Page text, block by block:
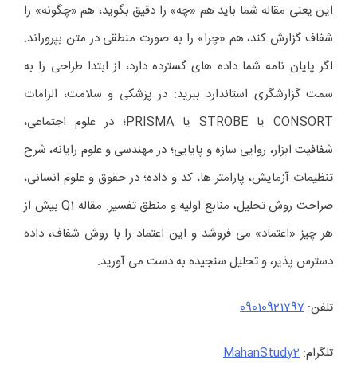
این یعنی مقاله شما باید هم «چه» را دقیق بگوید، هم «چگونه» را
شفاف گزارش کند، هم «چرا» را به صورت منطقی در متن بپروراند.
اگر پایان نامه شما داده های گسترده دارد، از ابتدا طراحی را به
سمت گزارشگری استاندارد ببرید: در پزشکی و سلامت، الزامات
CONSORT یا STROBE یا PRISMA؛ در علوم اجتماعی،
شفافیت ابزار، روایی سازه و پایایی؛ در مهندسی و علوم رایانه، شرح
تنظیمات آزمایش، پارامتر ها، کد و داده؛ در حقوق و علوم انسانی،
صراحت روش تحلیل، منابع اولیه و منطق تفسیر. مقاله Q1 بیش از
هر چیز «اعتماد» می فروشد و این اعتماد را با روش شفاف، داده
دسترس پذیر، و تحلیل سنجیده به دست می آورید.
تلفن: 09010921797
تلگرام: MahanStudy2